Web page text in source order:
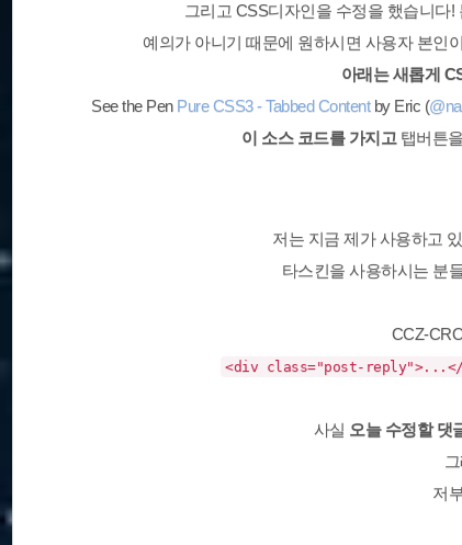
그리고 CSS디자인을 수정을 했습니다
예의가 아니기 때문에 원하시면 사용자 본인
아래는 새롭게
See the Pen Pure CSS3 - Tabbed Contentby Eric (
이 소스 코드를 가지고 탭버튼
저는 지금 제가 사용하고
타스킨을 사용하시는 분
CCZ-
<div class="post-
사실 오늘 수정할 댓
저